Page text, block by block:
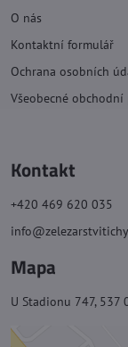
O nás
Kontaktní formulář
Ochrana osobních
Všeobecné
Kontakt
+420 469 620 035
Mapa
U Stadionu 747, 537